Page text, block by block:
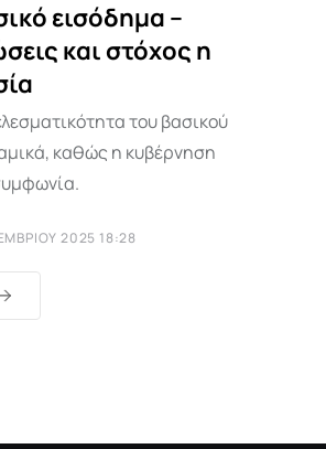
εισόδημα –
και στόχος η
του βασικού
καθώς η κυβέρνηση
2025 18:28